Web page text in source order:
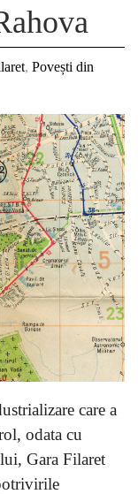
, Povești din
care a
odata cu
Gara Filaret